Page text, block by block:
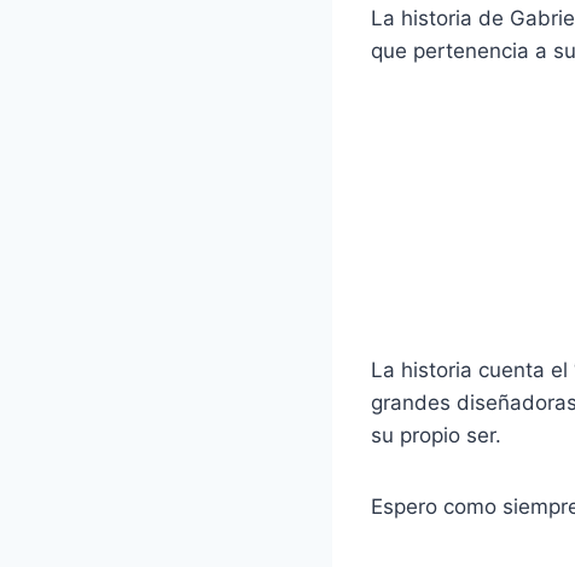
La historia de
que pertenencia a
La historia cuenta el
grandes
su propio ser.
Espero como